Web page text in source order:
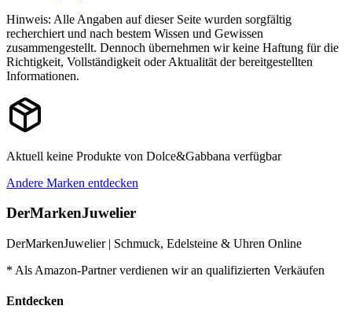
Hinweis: Alle Angaben auf dieser Seite wurden sorgfältig
recherchiert und nach bestem Wissen und Gewissen
zusammengestellt. Dennoch übernehmen wir keine Haftung für die
Richtigkeit, Vollständigkeit oder Aktualität der bereitgestellten
Informationen.
Aktuell keine Produkte von Dolce&Gabbana verfügbar
Andere Marken entdecken
DerMarkenJuwelier
DerMarkenJuwelier | Schmuck, Edelsteine & Uhren Online
* Als Amazon-Partner verdienen wir an qualifizierten Verkäufen
Entdecken